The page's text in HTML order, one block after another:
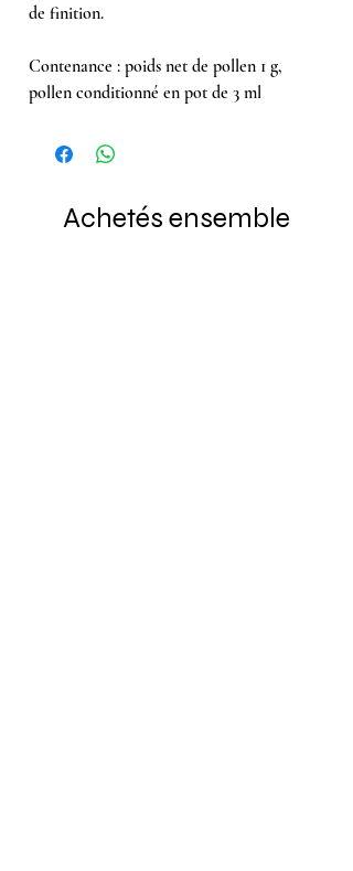
de finition.
Contenance : poids net de pollen 1 g,
pollen conditionné en pot de 3 ml
Achetés ensemble